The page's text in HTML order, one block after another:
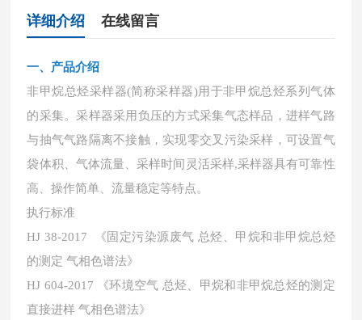
详细介绍 在线留言
一、产品介绍
非甲烷总烃采样器(简称采样器)用于非甲烷总烃系列气体
的采集。采样器采用负压的方式采集气态样品，进样气路
与抽气气路隔离不接触，实现零交叉污染采样，可设置气
袋体积、气体流量、采样时间灵活采样,采样器具有可靠性
高、操作简单、流量稳定等特点。
执行标准
HJ 38-2017 《固定污染源废气 总烃、甲烷和非甲烷总烃
的测定 气相色谱法》
HJ 604-2017 《环境空气 总烃、甲烷和非甲烷总烃的测定
直接进样 气相色谱法》